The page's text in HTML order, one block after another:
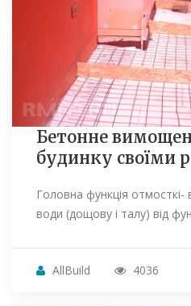
Бетонне
будинку своїми
Головна функція отмосткі-
води (дощову і талу) від
AllBuild 4036